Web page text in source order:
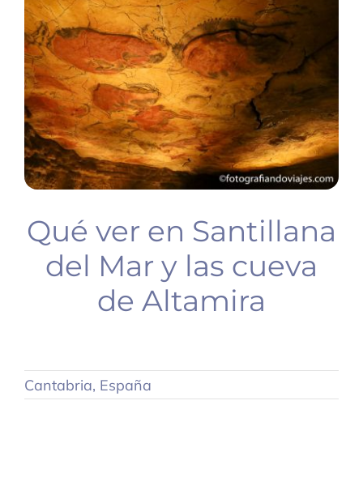
BUCEO
PLANIFICA TU VIAJE
Qué ver en Santillana
del Mar y las cueva
de Altamira
Cantabria, España